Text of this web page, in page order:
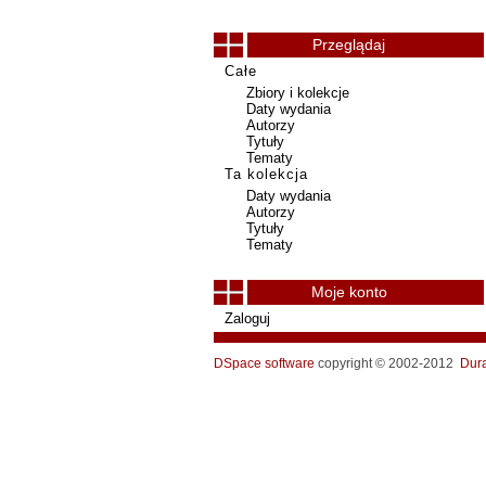
Przeglądaj
Całe
Zbiory i kolekcje
Daty wydania
Autorzy
Tytuły
Tematy
Ta kolekcja
Daty wydania
Autorzy
Tytuły
Tematy
Moje konto
Zaloguj
DSpace software copyright © 2002-2012